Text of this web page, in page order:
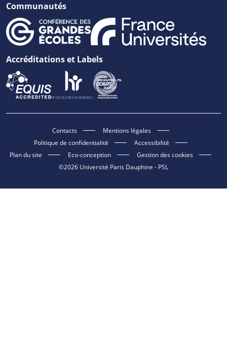
Communautés
Accréditations et Labels
Contacts
Mentions légales
Politique de confidentialité
Accessibilité
Plan du site
Eco-conception
Gestion des cookies
©2026 Université Paris Dauphine - PSL